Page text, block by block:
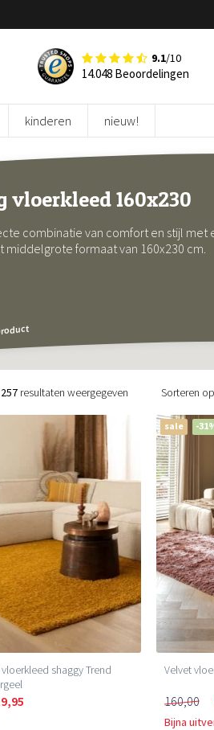
9.1/10
14.048 Beoordelingen
kinderen nieuw!
vloerkleed 160x230
combinatie van comfort en stijl met
formaat van 160x230 cm.
257 resultaten weergegeven Sorteren op
shaggy Trend
sale -
Velvet
160,00
Bijna